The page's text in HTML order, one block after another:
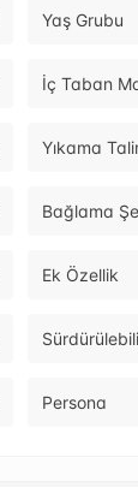
Yaş Grubu
İç Taban
Yıkama
Bağlama
Ek Özellik
Persona